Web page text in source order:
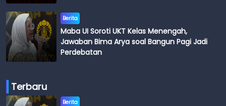
Berita
Maba UI Soroti UKT Kelas Menengah,
Jawaban Bima Arya soal Bangun Pagi Jadi
Perdebatan
Terbaru
Berita